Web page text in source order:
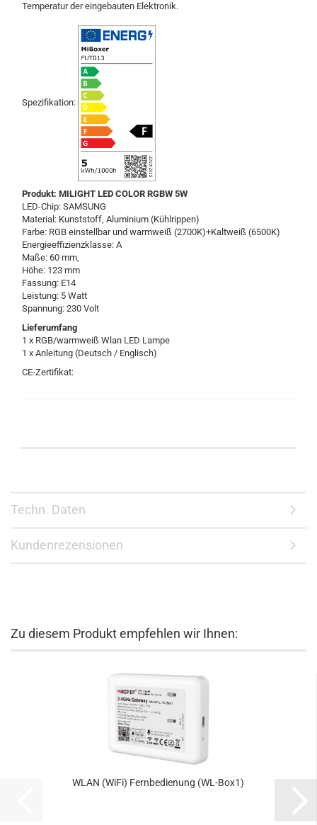
Temperatur der eingebauten Elektronik.
Spezifikation:
Produkt: MILIGHT LED COLOR RGBW 5W
LED-Chip: SAMSUNG
Material: Kunststoff, Aluminium (Kühlrippen)
Farbe: RGB einstellbar und warmweiß (2700K)+Kaltweiß (6500K)
Energieeffizienzklasse: A
Maße: 60 mm,
Höhe: 123 mm
Fassung: E14
Leistung: 5 Watt
Spannung: 230 Volt
Lieferumfang
1 x RGB/warmweiß Wlan LED Lampe
1 x Anleitung (Deutsch / Englisch)
CE-Zertifikat:
Techn. Daten
Kundenrezensionen
Zu diesem Produkt empfehlen wir Ihnen:
WLAN (WiFi) Fernbedienung (WL-Box1)